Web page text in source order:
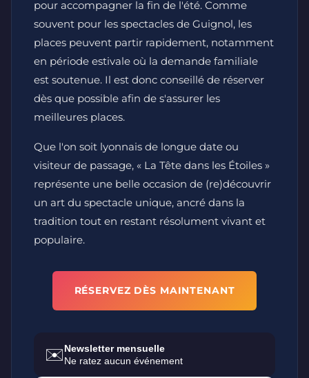
pour accompagner la fin de l'été. Comme
souvent pour les spectacles de Guignol, les
places peuvent partir rapidement, notamment
en période estivale où la demande familiale
est soutenue. Il est donc conseillé de réserver
dès que possible afin de s'assurer les
meilleures places.
Que l'on soit lyonnais de longue date ou
visiteur de passage, « La Tête dans les Étoiles »
représente une belle occasion de (re)découvrir
un art du spectacle unique, ancré dans la
tradition tout en restant résolument vivant et
populaire.
RÉSERVEZ DÈS MAINTENANT
✉️Newsletter mensuelle
Ne ratez aucun événement